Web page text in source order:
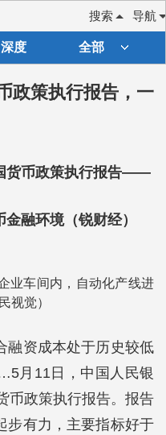
导航
搜索
深度 全部
政策执行报告，一
货币政策执行报告——
融环境（锐财经）
业车间内，自动化产线进
视觉）
融资成本处于历史较低
月11日，中国人民银
币政策执行报告。报告
步有力，主要指标好于